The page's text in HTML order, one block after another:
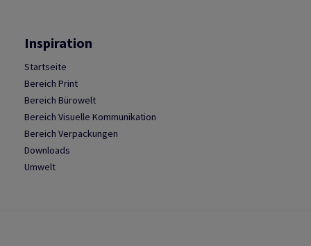
Inspiration
Startseite
Bereich Print
Bereich Bürowelt
Bereich Visuelle Kommunikation
Bereich Verpackungen
Downloads
Umwelt